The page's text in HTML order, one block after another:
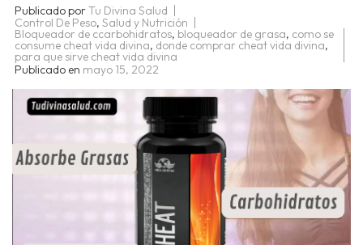
Publicado porTu Divina Salud
Control De Peso, Salud y Nutrición
Bloqueador de ccarbohidratos, bloqueador de grasa, como se
consume cheat vida divina, donde comprar cheat vida divina,
para que sirve cheat vida divina
Publicado en mayo 15, 2022